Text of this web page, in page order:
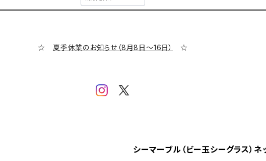
☆ 夏季休業のお知らせ（8月8日～16日） ☆
シーマーブル（ビー玉シーグラス）